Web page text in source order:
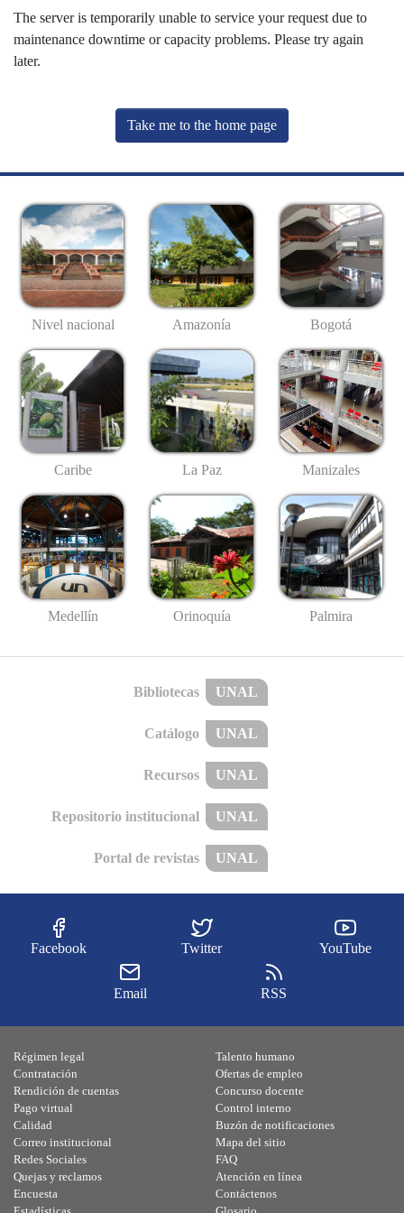
The server is temporarily unable to service your request due to
maintenance downtime or capacity problems. Please try again
later.
Take me to the home page
Nivel nacional Amazonía Bogotá
Caribe La Paz Manizales
Medellín Orinoquía Palmira
Bibliotecas UNAL
Catálogo UNAL
Recursos UNAL
Repositorio institucional UNAL
Portal de revistas UNAL
Facebook Twitter YouTube
Email RSS
Régimen legal
Contratación
Rendición de cuentas
Pago virtual
Calidad
Talento humano
Ofertas de empleo
Concurso docente
Control interno
Buzón de notificaciones
Correo institucional
Redes Sociales
Quejas y reclamos
Encuesta
Mapa del sitio
FAQ
Atención en línea
Contáctenos